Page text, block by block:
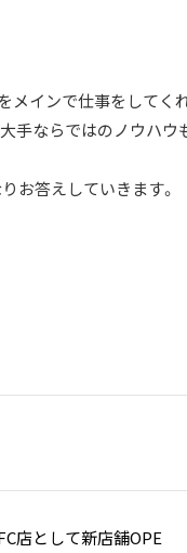
メインで仕事をしてく
大手ならではのノウハウ
お答えしていきます。
店として新店舗OPE